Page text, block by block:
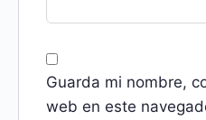
Guarda mi nombre,
web en este